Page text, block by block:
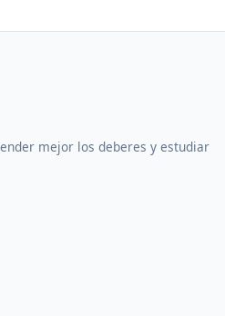
mejor los deberes y estudiar